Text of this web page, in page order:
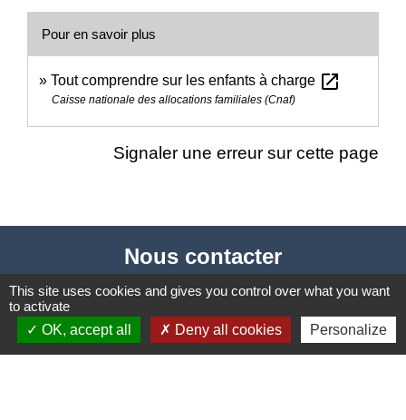
Pour en savoir plus
Tout comprendre sur les enfants à charge open_in_new
Caisse nationale des allocations familiales (Cnaf)
Signaler une erreur sur cette page
Nous contacter
Commune de Puylaurens
1 rue de la Mairie
81700 Puylaurens - FRANCE
This site uses cookies and gives you control over what you want
to activate
OK, accept all
Deny all cookies Personalize